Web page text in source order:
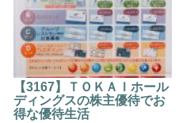
【3167】ＴＯＫＡＩホール
ディングスの株主優待でお
得な優待生活